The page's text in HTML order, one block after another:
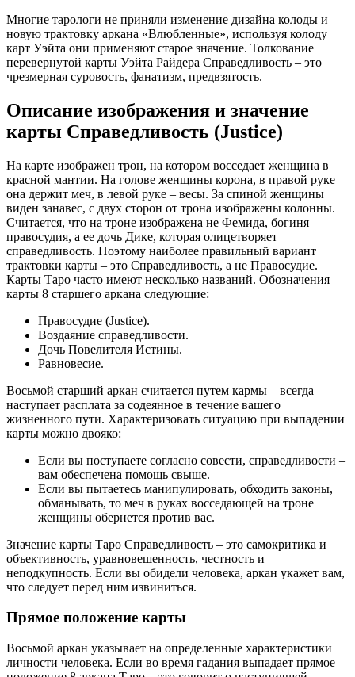
Многие тарологи не приняли изменение дизайна колоды и
новую трактовку аркана «Влюбленные», используя колоду
карт Уэйта они применяют старое значение. Толкование
перевернутой карты Уэйта Райдера Справедливость – это
чрезмерная суровость, фанатизм, предвзятость.
Описание изображения и значение
карты Справедливость (Justice)
На карте изображен трон, на котором восседает женщина в
красной мантии. На голове женщины корона, в правой руке
она держит меч, в левой руке – весы. За спиной женщины
виден занавес, с двух сторон от трона изображены колонны.
Считается, что на троне изображена не Фемида, богиня
правосудия, а ее дочь Дике, которая олицетворяет
справедливость. Поэтому наиболее правильный вариант
трактовки карты – это Справедливость, а не Правосудие.
Карты Таро часто имеют несколько названий. Обозначения
карты 8 старшего аркана следующие:
Правосудие (Justice).
Воздаяние справедливости.
Дочь Повелителя Истины.
Равновесие.
Восьмой старший аркан считается путем кармы – всегда
наступает расплата за содеянное в течение вашего
жизненного пути. Характеризовать ситуацию при выпадении
карты можно двояко:
Если вы поступаете согласно совести, справедливости –
вам обеспечена помощь свыше.
Если вы пытаетесь манипулировать, обходить законы,
обманывать, то меч в руках восседающей на троне
женщины обернется против вас.
Значение карты Таро Справедливость – это самокритика и
объективность, уравновешенность, честность и
неподкупность. Если вы обидели человека, аркан укажет вам,
что следует перед ним извиниться.
Прямое положение карты
Восьмой аркан указывает на определенные характеристики
личности человека. Если во время гадания выпадает прямое